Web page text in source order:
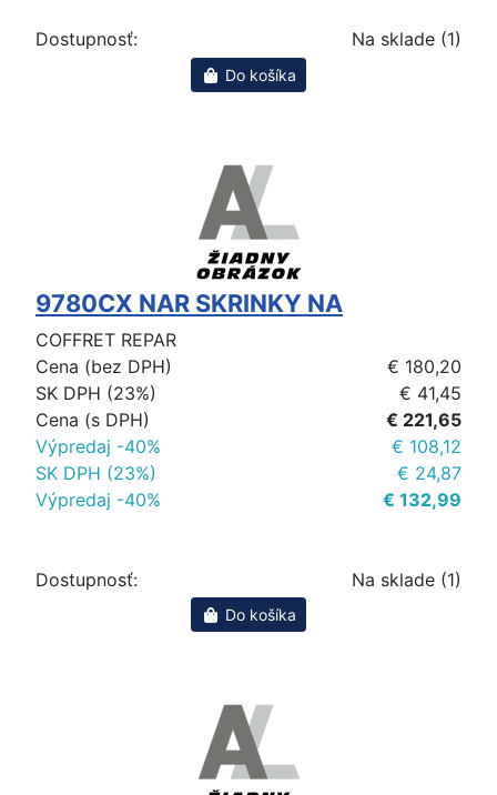
Dostupnosť: Na sklade (1)
Do košíka
9780CX NAR SKRINKY NA
COFFRET REPAR
Cena (bez DPH)
€ 180,20
SK DPH (23%)
€ 41,45
Cena (s DPH)
€ 221,65
Výpredaj -40%
€ 108,12
SK DPH (23%)
€ 24,87
Výpredaj -40%
€ 132,99
Dostupnosť: Na sklade (1)
Do košíka